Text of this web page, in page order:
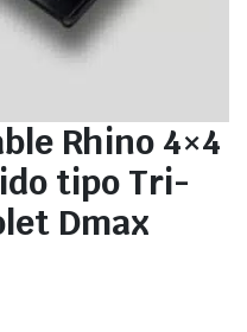
Rhino 4×4
tipo Tri-
Dmax